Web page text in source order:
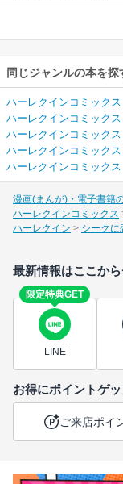
さとう智子
同じジャンルの本を探
ハーレクインコミックス
ハーレクインコミックス
ハーレクインコミックス
ハーレクインコミックス
ハーレクインコミックス
漫画(まんが)・電子書籍
ハーレクインコミックス
ハーレクイン
シークに
最新情報はここから
限定特典GET
LINE
お得にポイントゲッ
ご来店ポイ